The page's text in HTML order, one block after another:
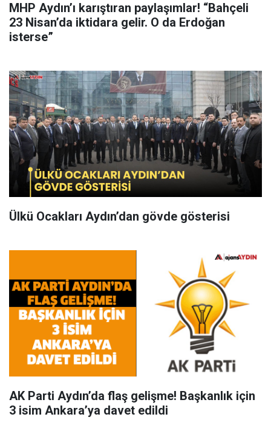
MHP Aydın’ı karıştıran paylaşımlar! “Bahçeli
23 Nisan’da iktidara gelir. O da Erdoğan
isterse”
Ülkü Ocakları Aydın’dan gövde gösterisi
AK Parti Aydın’da flaş gelişme! Başkanlık için
3 isim Ankara’ya davet edildi